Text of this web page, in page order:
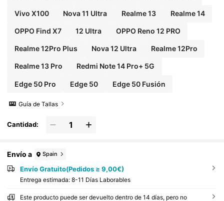
Vivo X100 Nova 11 Ultra Realme 13 Realme 14
OPPO Find X7 12 Ultra OPPO Reno 12 PRO
Realme 12Pro Plus Nova 12 Ultra Realme 12Pro
Realme 13 Pro Redmi Note 14 Pro+ 5G
Edge 50 Pro Edge 50 Edge 50 Fusión
Guía de Tallas
Cantidad:
Envío a Spain
Envío Gratuito(Pedidos ≥ 9,00€)
Entrega estimada: 8-11 Días Laborables
Este producto puede ser devuelto dentro de 14 días, pero no